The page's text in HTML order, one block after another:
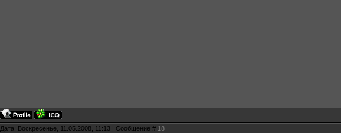
Дата: Воскресенье, 11.05.2008, 11:13 | Сообщение # 18